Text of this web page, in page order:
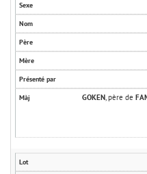
GOKEN , père de